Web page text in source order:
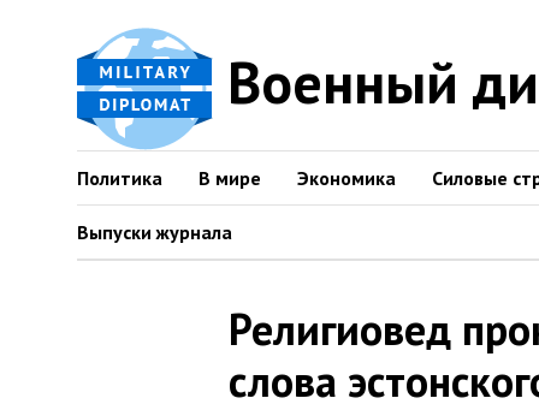
Военный
Политика В мире Экономика Силовые
Выпуски журнала
Религиовед
слова